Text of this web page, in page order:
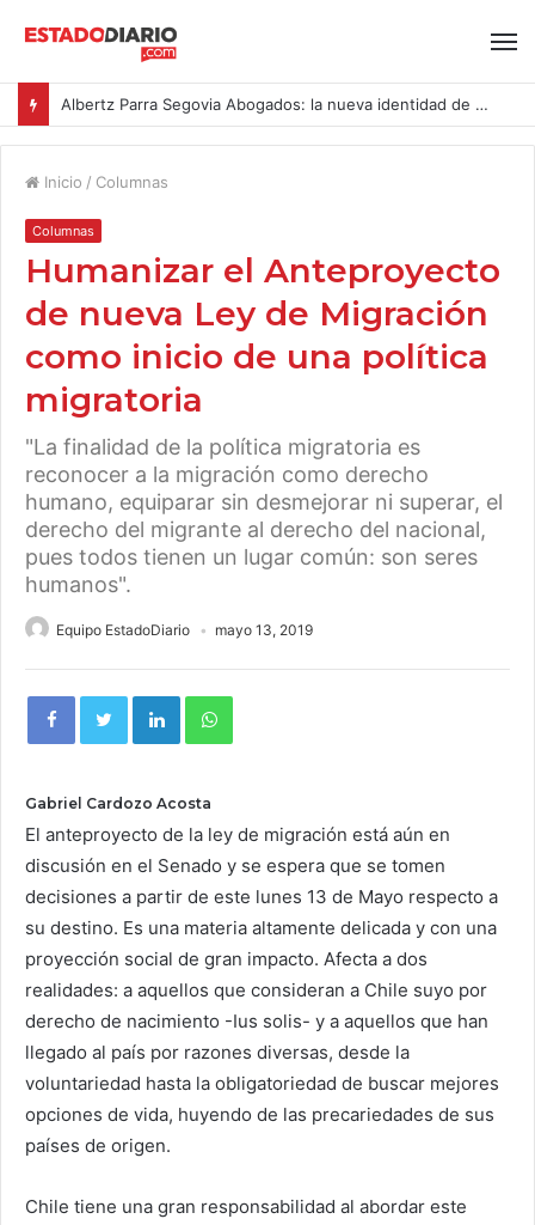
Albertz Parra Segovia Abogados: la nueva identidad de Segovia Consulting
Inicio / Columnas
Columnas
Humanizar el Anteproyecto
de nueva Ley de Migración
como inicio de una política
migratoria
"La finalidad de la política migratoria es
reconocer a la migración como derecho
humano, equiparar sin desmejorar ni superar, el
derecho del migrante al derecho del nacional,
pues todos tienen un lugar común: son seres
humanos".
Equipo EstadoDiario mayo 13, 2019
Gabriel Cardozo Acosta
El anteproyecto de la ley de migración está aún en
discusión en el Senado y se espera que se tomen
decisiones a partir de este lunes 13 de Mayo respecto a
su destino. Es una materia altamente delicada y con una
proyección social de gran impacto. Afecta a dos
realidades: a aquellos que consideran a Chile suyo por
derecho de nacimiento -Ius solis- y a aquellos que han
llegado al país por razones diversas, desde la
voluntariedad hasta la obligatoriedad de buscar mejores
opciones de vida, huyendo de las precariedades de sus
países de origen.
Chile tiene una gran responsabilidad al abordar este